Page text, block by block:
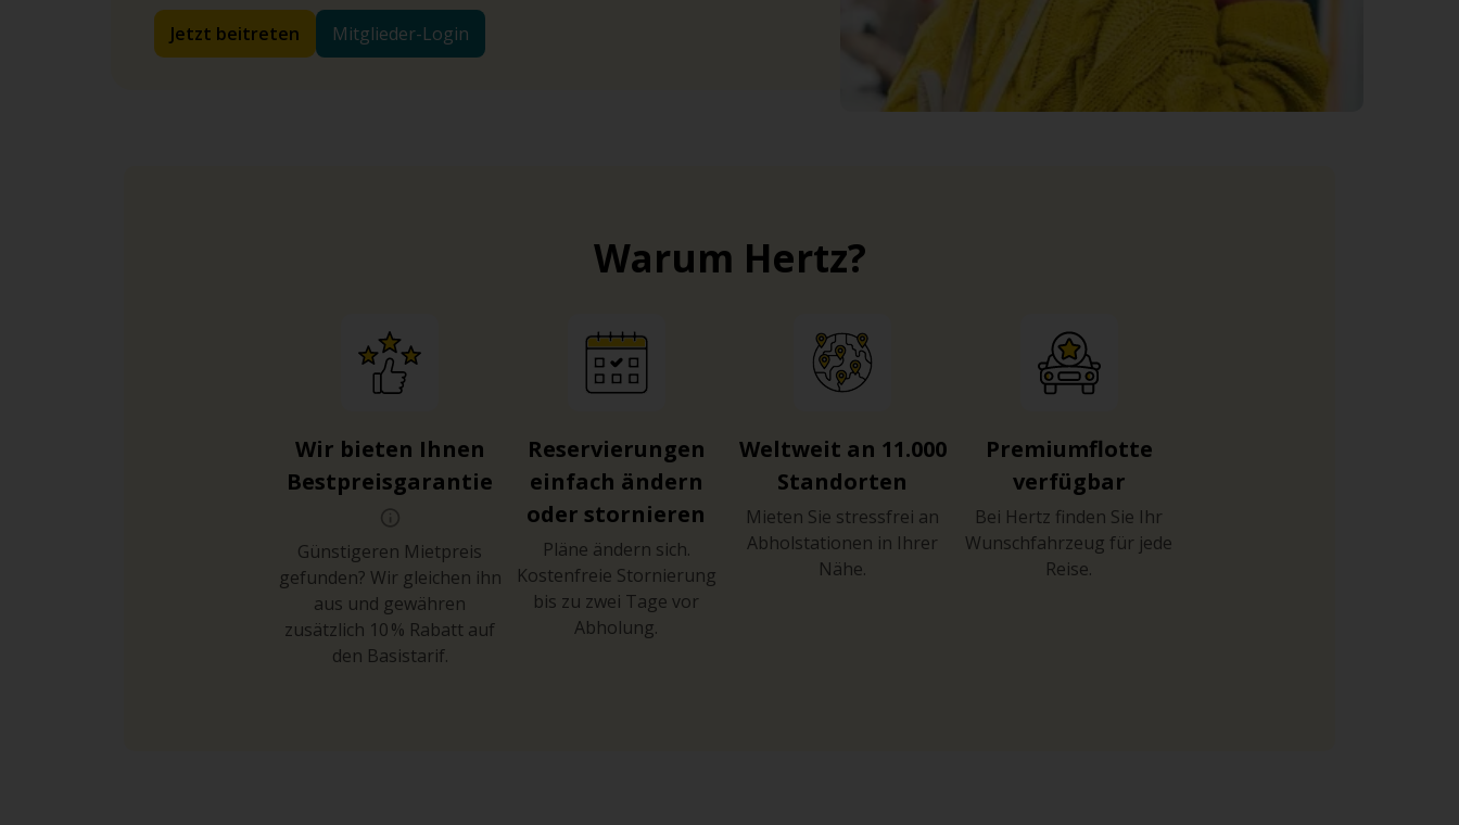
Jetzt beitreten Mitglieder-Login
Warum Hertz?
Wir bieten Ihnen
Bestpreisgarantie
Günstigeren Mietpreis
gefunden? Wir gleichen ihn
aus und gewähren
zusätzlich 10 % Rabatt auf
den Basistarif.
Reservierungen
einfach ändern
oder stornieren
Pläne ändern sich.
Kostenfreie Stornierung
bis zu zwei Tage vor
Abholung.
Weltweit an 11.000
Standorten
Mieten Sie stressfrei an
Abholstationen in Ihrer
Nähe.
Premiumflotte
verfügbar
Bei Hertz finden Sie Ihr
Wunschfahrzeug für jede
Reise.